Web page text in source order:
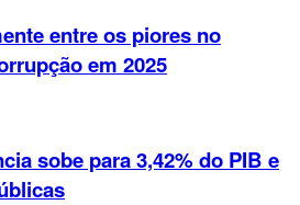
entre os piores no
em 2025
sobe para 3,42% do PIB e